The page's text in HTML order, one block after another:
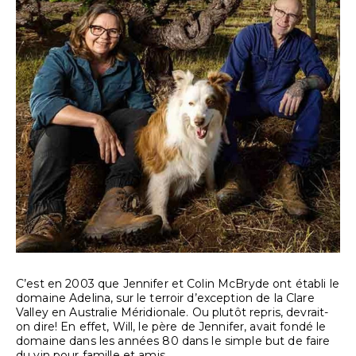
C’est en 2003 que Jennifer et Colin McBryde ont établi le
domaine Adelina, sur le terroir d’exception de la Clare
Valley en Australie Méridionale. Ou plutôt repris, devrait-
on dire! En effet, Will, le père de Jennifer, avait fondé le
domaine dans les années 80 dans le simple but de faire